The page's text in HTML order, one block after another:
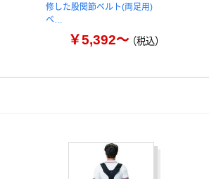
修した股関節ベルト(両足用)
ベ…
￥5,392～（税込）